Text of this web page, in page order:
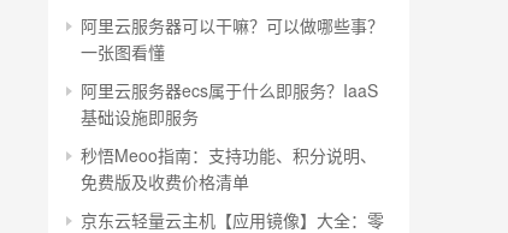
阿里云服务器可以干嘛？可以做哪些事？
一张图看懂
阿里云服务器ecs属于什么即服务？IaaS
基础设施即服务
秒悟Meoo指南：支持功能、积分说明、
免费版及收费价格清单
京东云轻量云主机【应用镜像】大全：零